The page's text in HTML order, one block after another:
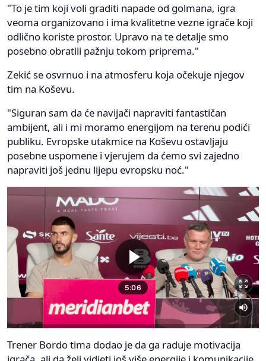
"To je tim koji voli graditi napade od golmana, igra
veoma organizovano i ima kvalitetne vezne igrače koji
odlično koriste prostor. Upravo na te detalje smo
posebno obratili pažnju tokom priprema."
Zekić se osvrnuo i na atmosferu koja očekuje njegov
tim na Koševu.
"Siguran sam da će navijači napraviti fantastičan
ambijent, ali i mi moramo energijom na terenu podići
publiku. Evropske utakmice na Koševu ostavljaju
posebne uspomene i vjerujem da ćemo svi zajedno
napraviti još jednu lijepu evropsku noć."
Trener Bordo tima dodao je da ga raduje motivacija